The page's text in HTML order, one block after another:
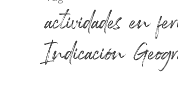
actividades en
Indicación